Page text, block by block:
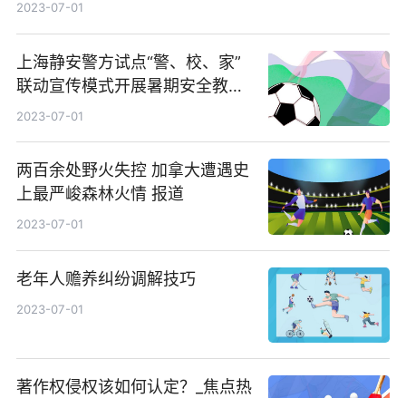
2023-07-01
上海静安警方试点“警、校、家”
联动宣传模式开展暑期安全教育|
世界今热点
2023-07-01
两百余处野火失控 加拿大遭遇史
上最严峻森林火情 报道
2023-07-01
老年人赡养纠纷调解技巧
2023-07-01
著作权侵权该如何认定？_焦点热